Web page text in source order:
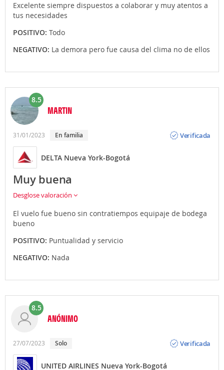
Excelente siempre dispuestos a colaborar y muy atentos a
tus necesidades
POSITIVO: Todo
NEGATIVO: La demora pero fue causa del clima no de ellos
8.5
MARTIN
31/01/2023 en familia
Verificada
DELTA Nueva York-Bogotá
Muy buena
Desglose valoración
El vuelo fue bueno sin contratiempos equipaje de bodega
bueno
POSITIVO: Puntualidad y servicio
NEGATIVO: Nada
8.5
ANÓNIMO
27/07/2023 solo
Verificada
UNITED AIRLINES Nueva York-Bogotá